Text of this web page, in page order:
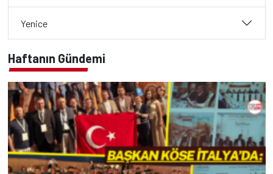
Yenice
Haftanın Gündemi